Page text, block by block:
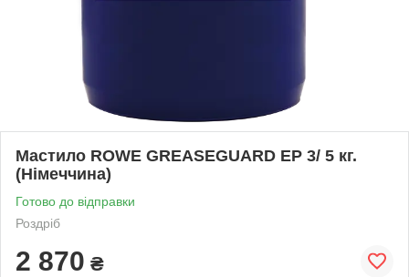
Мастило ROWE GREASEGUARD EP 3/ 5 кг.
(Німеччина)
Готово до відправки
Роздріб
2 870 ₴